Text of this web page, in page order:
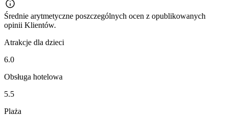
Średnie arytmetyczne poszczególnych ocen z opublikowanych
opinii Klientów.
Atrakcje dla dzieci
6.0
Obsługa hotelowa
5.5
Plaża